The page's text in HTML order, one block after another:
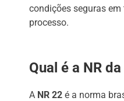
condições seguras
processo.
Qual é a NR
A NR 22 é a norma